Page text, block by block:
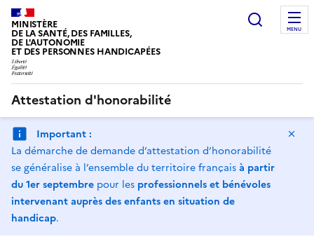
MINISTÈRE
DE LA SANTÉ, DES FAMILLES,
DE L'AUTONOMIE
ET DES PERSONNES HANDICAPÉES
MENU
Attestation d'honorabilité
Important :
La démarche de demande d’attestation d’honorabilité
se généralise à l’ensemble du territoire françaisà partir
du 1er septembre pour les professionnels et bénévoles
intervenant auprès des enfants en situation de
handicap.
Panneau de gestion des cookies